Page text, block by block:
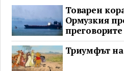
Товарен
Ормузкия
останаха в
Триумфът